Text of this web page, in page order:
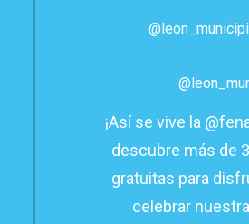
¡Así se vive la
descubre más de
gratuitas para
celebrar